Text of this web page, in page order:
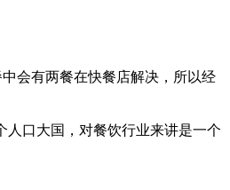
会有两餐在快餐店解决，所以经
人口大国，对餐饮行业来讲是一个